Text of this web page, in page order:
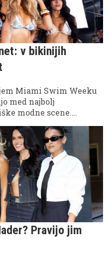
v bikinijih
Miami Swim Weeku
med najbolj
modne scene.
za veliko pozornosti
Pravijo jim